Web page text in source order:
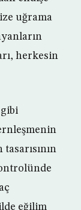
uğrama
herkesin
eğilim